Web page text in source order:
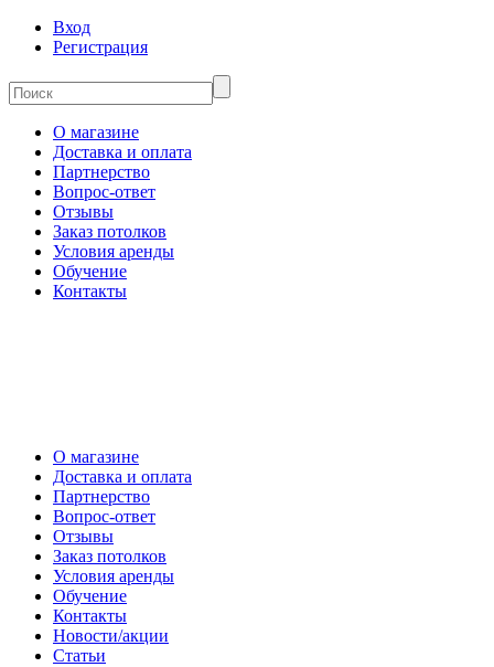
Вход
Регистрация
О магазине
Доставка и оплата
Партнерство
Вопрос-ответ
Отзывы
Заказ потолков
Условия аренды
Обучение
Контакты
О магазине
Доставка и оплата
Партнерство
Вопрос-ответ
Отзывы
Заказ потолков
Условия аренды
Обучение
Контакты
Новости/акции
Статьи